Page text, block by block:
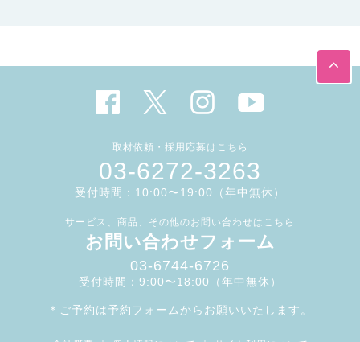
取材依頼・採用応募はこちら
03-6272-3263
受付時間：10:00〜19:00（年中無休）
サービス、商品、その他のお問い合わせはこちら
お問い合わせフォーム
03-6744-6726
受付時間：9:00〜18:00（年中無休）
＊ご予約は予約フォーム からお願いいたします。